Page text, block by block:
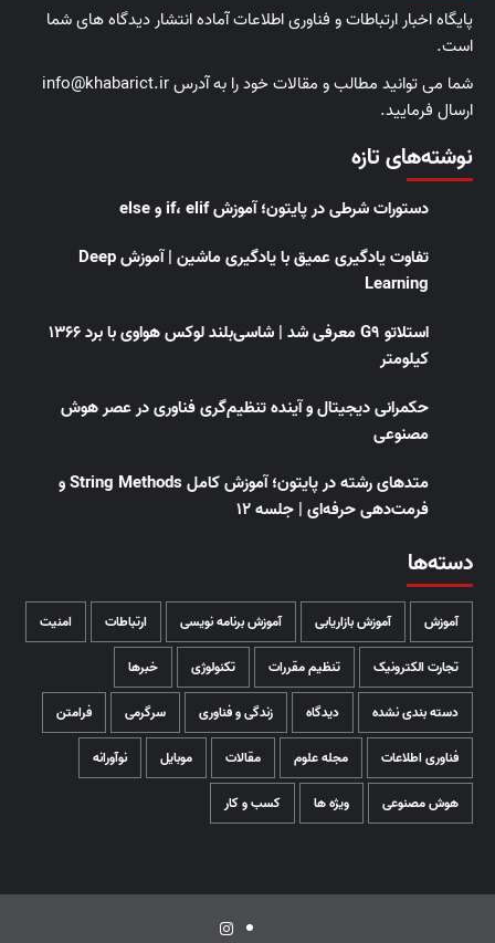
پایگاه اخبار ارتباطات و فناوری اطلاعات آماده انتشار دیدگاه های شما
است.
شما می توانید مطالب و مقالات خود را به آدرس info@khabarict.ir
ارسال فرمایید.
نوشته‌های تازه
دستورات شرطی در پایتون؛ آموزش if، elif و else
تفاوت یادگیری عمیق با یادگیری ماشین | آموزش Deep
Learning
استلاتو G9 معرفی شد | شاسی‌بلند لوکس هواوی با برد ۱۳۶۶
کیلومتر
حکمرانی دیجیتال و آینده تنظیم‌گری فناوری در عصر هوش
مصنوعی
متدهای رشته در پایتون؛ آموزش کامل String Methods و
فرمت‌دهی حرفه‌ای | جلسه ۱۲
دسته‌ها
آموزش آموزش بازاریابی آموزش برنامه نویسی ارتباطات امنیت
تجارت الکترونیک تنظیم مقررات تکنولوژی خبرها
دسته بندی نشده دیدگاه زندگی و فناوری سرگرمی فرامتن
فناوری اطلاعات مجله علوم مقالات موبایل نوآورانه
هوش مصنوعی ویژه ها کسب و کار
اینستاگرام